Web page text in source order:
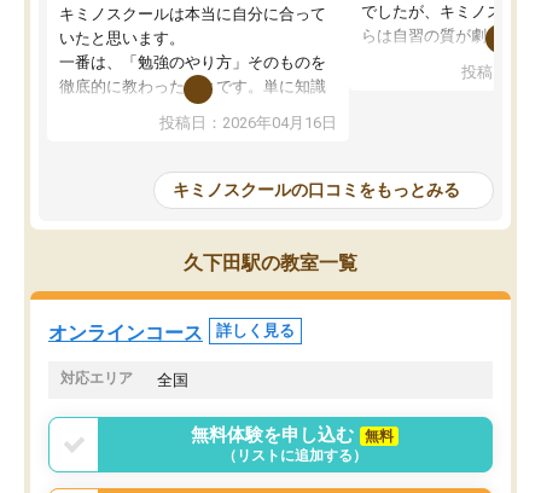
キミノスクールは本当に自分に合って
いたと思います。
一番は、「勉強のやり方」そのものを
徹底的に教わったことです。単に知識
を詰め込むのではなく、自学自習の習
慣が身につくよう並走してくれるの
はなくなりました。
講師の方との距離も近く、親身なコー
チングのおかげで、停滞期もモチベー
ションを維持できました。「やらされ
る勉強」から「目標のための勉強」へ
意識が変わったことが、目標校への合
投稿日：2026年04月16日
でしたが、キミノスクー
らは自習の質が劇的に変
を明確にしてくれるの
の仕方をコーチングして
ルなので、家での学習習
身につきました。結果と
た。自分から学ぶ姿勢を
投稿日：
キミノスクールの口コミをもっとみる
久下田駅の教室一覧
オンラインコース 詳しく見る
対応エリア 全国
無料体験を申し込む
無料
（リストに追加する）